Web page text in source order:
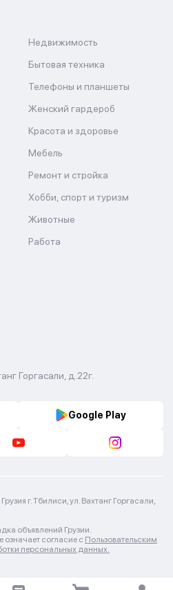
Недвижимость
Бытовая техника
Телефоны и планшеты
Женский гардероб
Красота и здоровье
Мебель
Ремонт и стройка
Хобби, спорт и туризм
Животные
Работа
Горгасали, д.22г.
Google Play
г. Тбилиси, ул. Вахтанг Горгасали,
объявлений Грузии.
согласие с Пользовательским
персональных данных.